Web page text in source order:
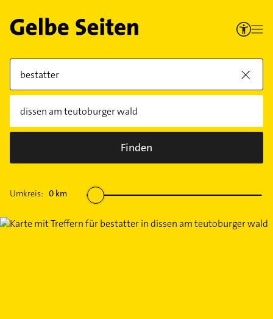
Finden
Umkreis: 0 km